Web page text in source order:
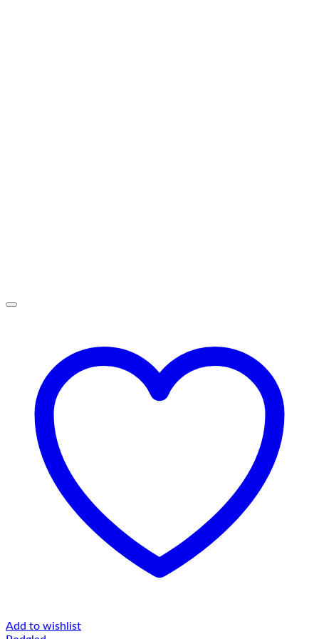
Add to wishlist